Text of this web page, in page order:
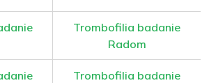
Trombofilia badanie
Radom
Trombofilia badanie